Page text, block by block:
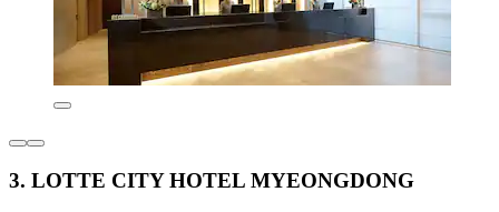
3. LOTTE CITY HOTEL MYEONGDONG